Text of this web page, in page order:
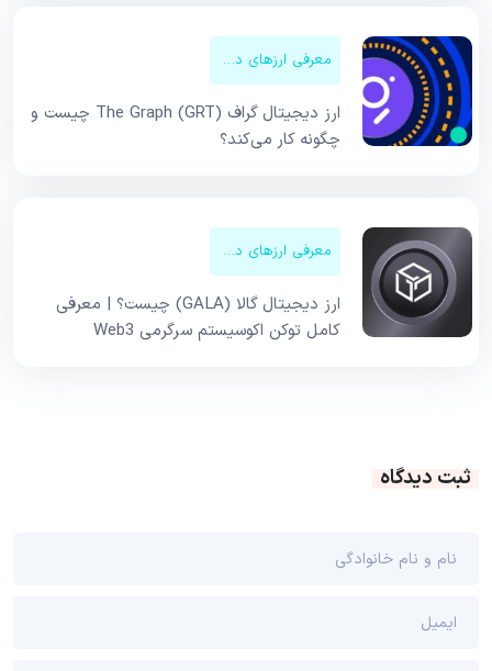
معرفی ارزهای دیجیتال
ارز دیجیتال گراف The Graph (GRT) چیست و
چگونه کار می‌کند؟
معرفی ارزهای دیجیتال
ارز دیجیتال گالا (GALA) چیست؟ | معرفی
کامل توکن اکوسیستم سرگرمی Web3
ثبت دیدگاه